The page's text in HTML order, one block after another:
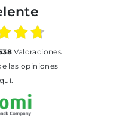
Valoraciones